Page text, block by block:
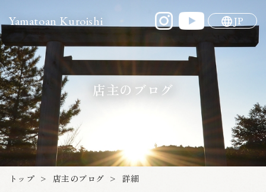
Yamatoan Kuroishi JP
店主のブログ
トップ > 店主のブログ > 詳細